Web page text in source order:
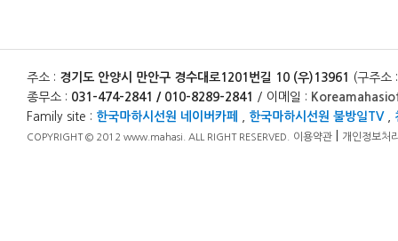
주소 : 경기도 안양시 만안구 경수대로1201번길 10 (우)13961
(구주소
종무소 : 031-474-2841 / 010-8289-2841 / 이메일 :
Family site : 한국마하시선원 네이버카페 한국마하시선원 불방일TV
COPYRIGHT © 2012 www.mahasi. ALL RIGHT RESERVED. 이용약관 개인정보처